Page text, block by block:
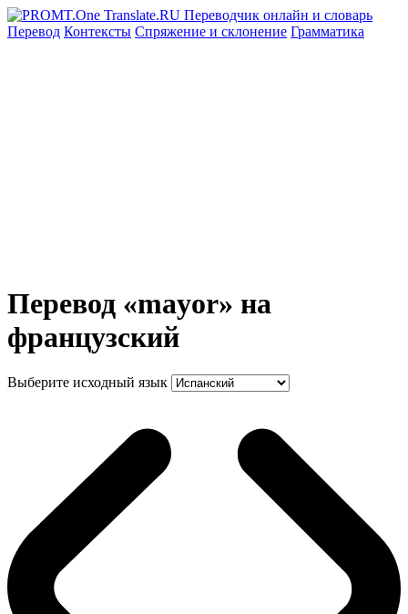
Перевод Контексты Спряжение и склонение Грамматика
Перевод «mayor» на
французский
Выберите исходный язык